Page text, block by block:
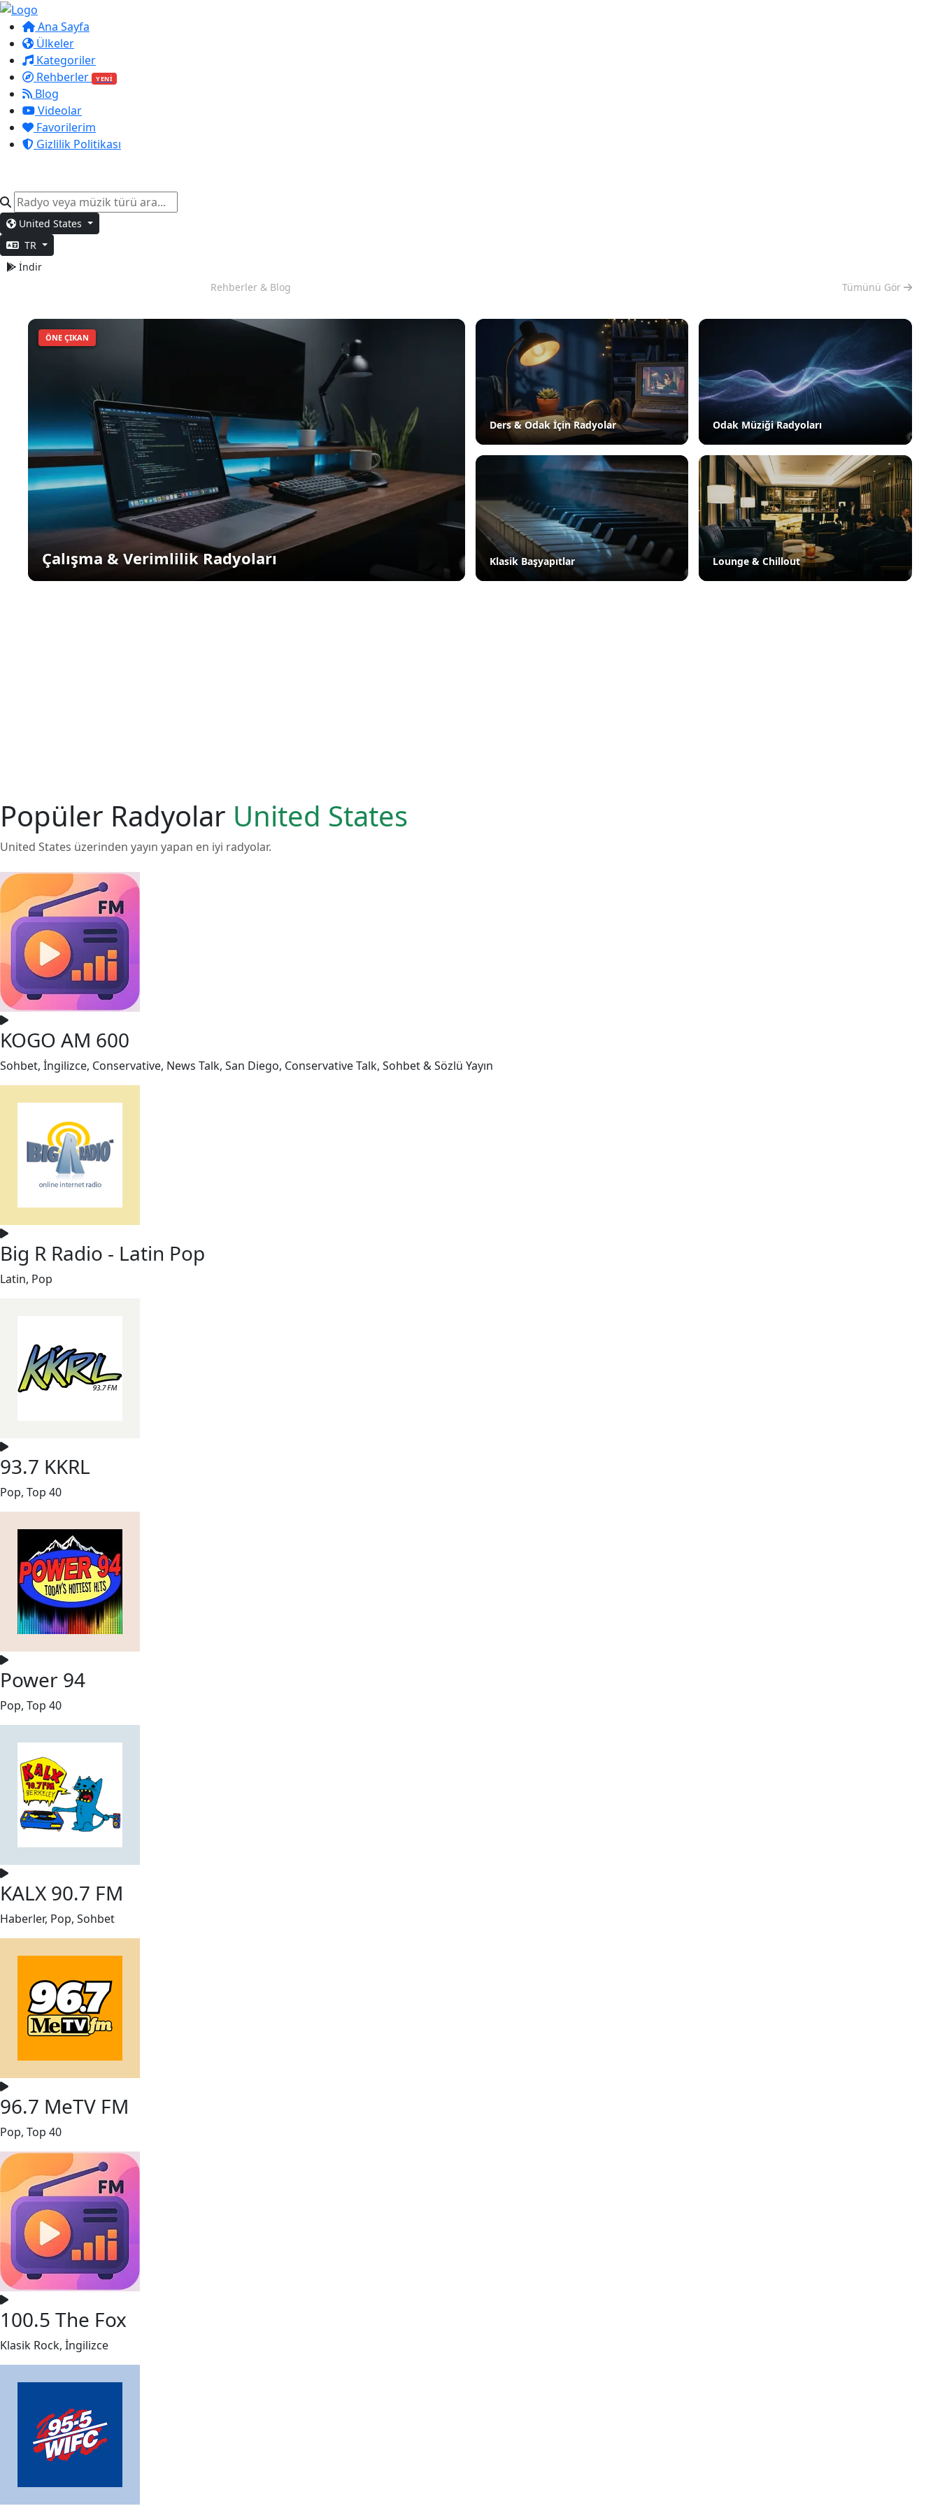
Ana Sayfa
Ülkeler
Kategoriler
Rehberler
YENİ
Blog
Videolar
Favorilerim
Gizlilik Politikası
United States
TR
İndir
Rehberler & Blog Tümünü Gör
ÖNE ÇIKAN
Çalışma & Verimlilik Radyoları
Ders & Odak İçin Radyolar Odak Müziği Radyoları
Klasik Başyapıtlar Lounge & Chillout
Popüler Radyolar United States
United States üzerinden yayın yapan en iyi radyolar.
KOGO AM 600
Sohbet, İngilizce, Conservative, News Talk, San Diego, Conservative Talk, Sohbet & Sözlü Yayın
Big R Radio - Latin Pop
Latin, Pop
93.7 KKRL
Pop, Top 40
Power 94
Pop, Top 40
KALX 90.7 FM
Haberler, Pop, Sohbet
96.7 MeTV FM
Pop, Top 40
100.5 The Fox
Klasik Rock, İngilizce